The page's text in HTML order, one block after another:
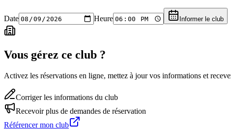
Date Heure Informer le club
Vous gérez ce club ?
Activez les réservations en ligne, mettez à jour vos informations et
Corriger les informations du club
Recevoir plus de demandes de réservation
Référencer mon club